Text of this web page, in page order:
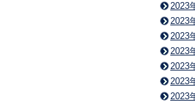
2023
2023
2023
2023
2023
2023
2023